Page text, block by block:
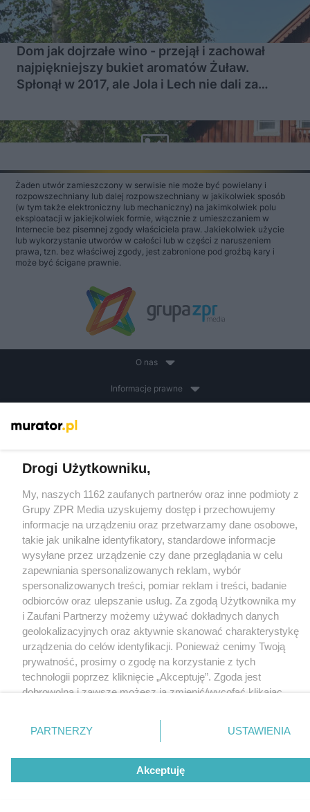
Dom jak dojrzałe wino - przejął i zachował
najpiękniejszy bukiet aromatów Żuław.
Spłonął w 2017, ale Jola i Lech nie dali za
Jazowej
Żaden utwór zamieszczony w serwisie nie może być powielany i
rozpowszechniany lub dalej rozpowszechniany w jakikolwiek sposób
(w tym także elektroniczny lub mechaniczny) na jakimkolwiek polu
eksploatacji w jakiejkolwiek formie, włącznie z umieszczaniem w
Internecie bez pisemnej zgody właściciela praw. Jakiekolwiek użycie
lub wykorzystanie utworów w całości lub w części z naruszeniem
prawa, tzn. bez właściwej zgody, jest zabronione pod groźbą kary i
może być ścigane prawnie.
O nas
Informacje prawne
Drogi Użytkowniku,
My, naszych 1162 zaufanych partnerów oraz inne podmioty z
Grupy ZPR Media uzyskujemy dostęp i przechowujemy
informacje na urządzeniu oraz przetwarzamy dane osobowe,
takie jak unikalne identyfikatory, standardowe informacje
wysyłane przez urządzenie czy dane przeglądania w celu
zapewniania spersonalizowanych reklam, wybór
spersonalizowanych treści, pomiar reklam i treści, badanie
odbiorców oraz ulepszanie usług. Za zgodą Użytkownika my
i Zaufani Partnerzy możemy używać dokładnych danych
geolokalizacyjnych oraz aktywnie skanować charakterystykę
urządzenia do celów identyfikacji. Ponieważ cenimy Twoją
prywatność, prosimy o zgodę na korzystanie z tych
technologii poprzez kliknięcie „Akceptuję”. Zgoda jest
dobrowolna i zawsze możesz ją zmienić/wycofać klikając
dolnym rogu strony
. Niektóre rodzaje przetwarzania
danych nie wymagają zgody użytkownika, ale masz prawo
sprzeciwić się takiemu przetwarzaniu. Preferencje będą
miały zastosowanie tylko na tej witrynie.
PARTNERZY USTAWIENIA
Akceptuję